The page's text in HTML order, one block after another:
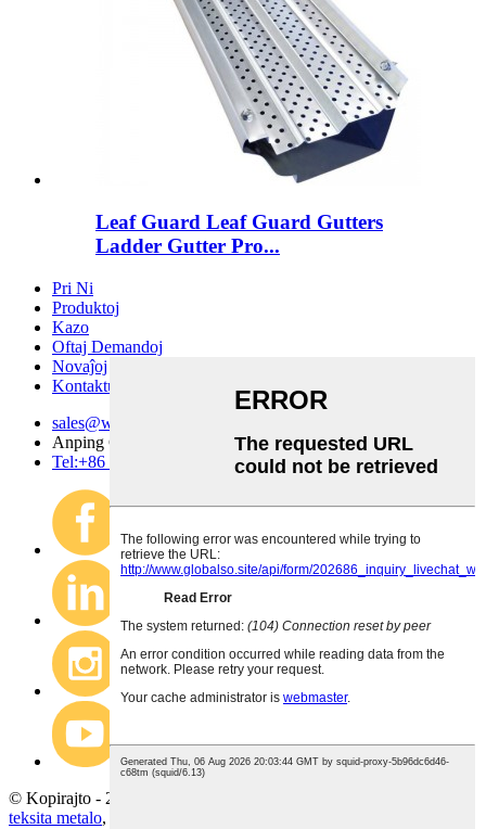
Leaf Guard Leaf Guard Gutters
Ladder Gutter Pro...
Pri Ni
Produktoj
Kazo
Oftaj Demandoj
Novaĵoj
Kontaktu Nin
sales@wire-mesh.com.cn
Anping County Jingsi Hardware Wire Mesh Co., Ltd.
Tel:+86 318 7599 955
© Kopirajto - 2020-2023 : Ĉiuj Rajtoj Rezervitaj.
teksita metalo,